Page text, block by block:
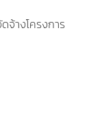
จ้างโครงการ